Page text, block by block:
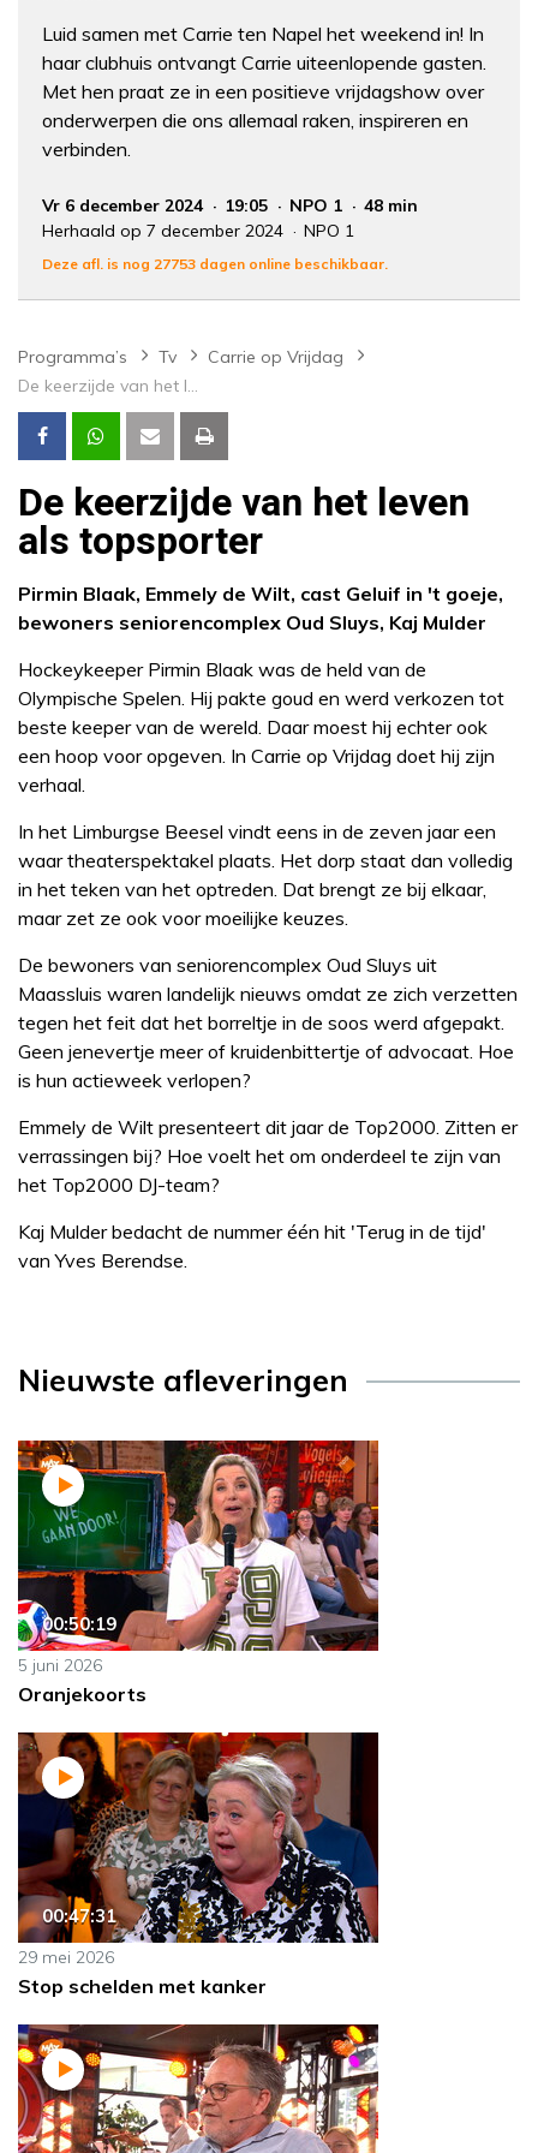
Luid samen met Carrie ten Napel het weekend in! In
haar clubhuis ontvangt Carrie uiteenlopende gasten.
Met hen praat ze in een positieve vrijdagshow over
onderwerpen die ons allemaal raken, inspireren en
verbinden.
Vr 6 december 2024 19:05 NPO 1
48 min
Herhaald op 7 december 2024
NPO 1
Deze afl. is nog 27753 dagen online beschikbaar.
Programma’s Tv
Carrie op Vrijdag
De keerzijde van het leven als topsporter
De keerzijde van het leven
als topsporter
Pirmin Blaak, Emmely de Wilt, cast Geluif in 't goeje,
bewoners seniorencomplex Oud Sluys, Kaj Mulder
Hockeykeeper Pirmin Blaak was de held van de
Olympische Spelen. Hij pakte goud en werd verkozen tot
beste keeper van de wereld. Daar moest hij echter ook
een hoop voor opgeven. In Carrie op Vrijdag doet hij zijn
verhaal.
In het Limburgse Beesel vindt eens in de zeven jaar een
waar theaterspektakel plaats. Het dorp staat dan volledig
in het teken van het optreden. Dat brengt ze bij elkaar,
maar zet ze ook voor moeilijke keuzes.
De bewoners van seniorencomplex Oud Sluys uit
Maassluis waren landelijk nieuws omdat ze zich verzetten
tegen het feit dat het borreltje in de soos werd afgepakt.
Geen jenevertje meer of kruidenbittertje of advocaat. Hoe
is hun actieweek verlopen?
Emmely de Wilt presenteert dit jaar de Top2000. Zitten er
verrassingen bij? Hoe voelt het om onderdeel te zijn van
het Top2000 DJ-team?
Kaj Mulder bedacht de nummer één hit 'Terug in de tijd'
van Yves Berendse.
Nieuwste afleveringen
00:50:19
5 juni 2026
Oranjekoorts
00:47:31
29 mei 2026
Stop schelden met kanker